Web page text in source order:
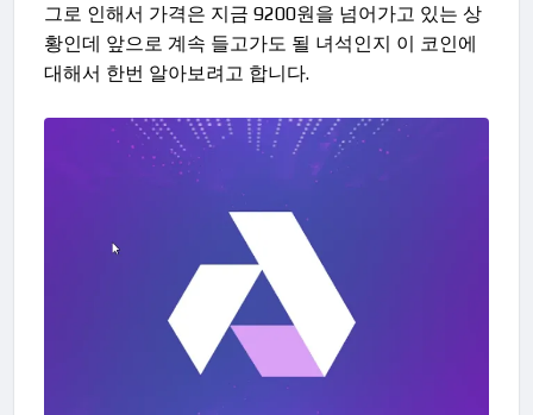
그로 인해서 가격은 지금 9200원을 넘어가고 있는 상
황인데 앞으로 계속 들고가도 될 녀석인지 이 코인에
대해서 한번 알아보려고 합니다.